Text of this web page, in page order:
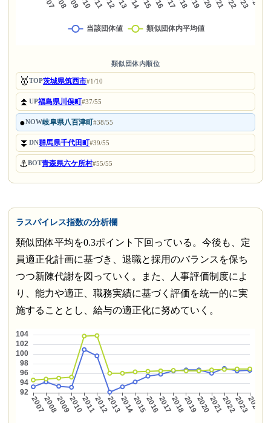
類似団体内順位
🥇TOP茨城県筑西市#1/10
⏫UP福島県川俣町#37/55
●NOW岐阜県八百津町#38/55
⏬DN群馬県千代田町#39/55
⚓BOT青森県六ケ所村#55/55
ラスパイレス指数の分析欄
類似団体平均を0.3ポイント下回っている。今後も、定
員適正化計画に基づき、退職と採用のバランスを保ち
つつ新陳代謝を図っていく。また、人事評価制度によ
り、能力や適正、職務実績に基づく評価を統一的に実
施することとし、給与の適正化に努めていく。